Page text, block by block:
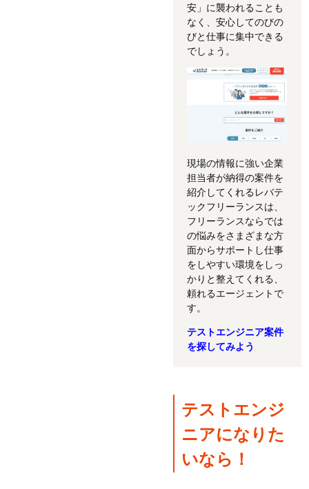
安」に襲われることも
なく、安心してのびの
びと仕事に集中できる
でしょう。
現場の情報に強い企業
担当者が納得の案件を
紹介してくれるレバテ
ックフリーランスは、
フリーランスならでは
の悩みをさまざまな方
面からサポートし仕事
をしやすい環境をしっ
かりと整えてくれる、
頼れるエージェントで
す。
テストエンジニア案件
を探してみよう
テストエンジ
ニアになりた
いなら！